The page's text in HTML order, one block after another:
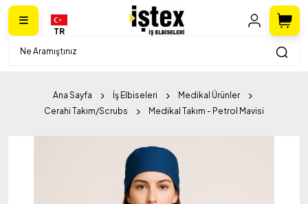
TR
Ana Sayfa İş Elbiseleri
Medikal Ürünler
Cerahi Takım/Scrubs
Medikal Takım - Petrol Mavisi